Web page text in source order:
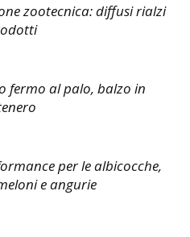
zootecnica: diffusi rialzi
fermo al palo, balzo in
per le albicocche,
e angurie